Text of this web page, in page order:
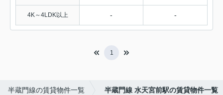
4K～4LDK以上 - -
1
半蔵門線の賃貸物件一覧 半蔵門線 水天宮前駅の賃貸物件一覧